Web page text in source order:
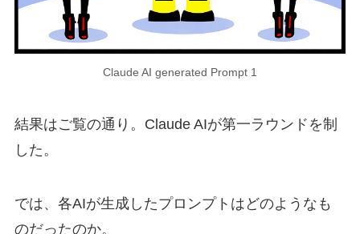
Claude AI generated Prompt 1
結果はご覧の通り。Claude AIが第一ラウンドを制
した。
では、各AIが生成したプロンプトはどのようなも
のだったのか。